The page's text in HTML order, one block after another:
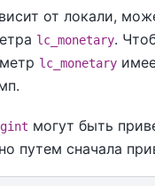
от локали,
lc_monetary.
lc_monetary
могут быть
путем сначала